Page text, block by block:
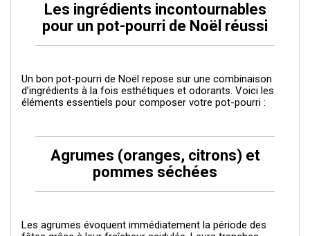
Les ingrédients incontournables
pour un pot-pourri de Noël réussi
Un bon pot-pourri de Noël repose sur une combinaison
d’ingrédients à la fois esthétiques et odorants. Voici les
éléments essentiels pour composer votre pot-pourri :
Agrumes (oranges, citrons) et
pommes séchées
Les agrumes évoquent immédiatement la période des